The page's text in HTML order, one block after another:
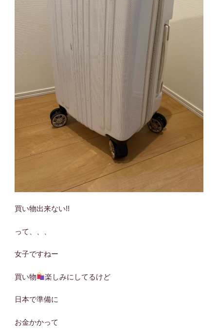
買い物出来ない!!
って、、、
女子ですねー
買い物 楽しみにしてるけど
日本で準備に
お金かかって